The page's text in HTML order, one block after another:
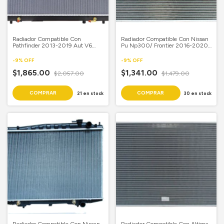
Radiador Compatible Con
Pathfinder 2013-2019 Aut V6
Soldado
-9% OFF
$1,865.00 $2,057.00
21 en stock
Radiador Compatible Con Nissan
Pu Np300/ Frontier 2016-2020
Aluminio Soldado Samui Mvp
-9% OFF
$1,341.00 $1,479.00
30 en stock